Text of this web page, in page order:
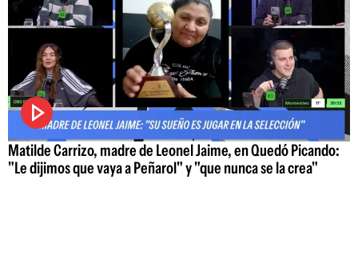
Matilde Carrizo, madre de Leonel Jaime, en Quedó Picando:
"Le dijimos que vaya a Peñarol" y "que nunca se la crea"